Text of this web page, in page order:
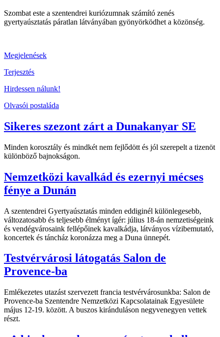
Szombat este a szentendrei kuriózumnak számító zenés
gyertyaúsztatás páratlan látványában gyönyörködhet a közönség.
Megjelenések
Terjesztés
Hirdessen nálunk!
Olvasói postaláda
Sikeres szezont zárt a Dunakanyar SE
Minden korosztály és mindkét nem fejlődött és jól szerepelt a tizenöt
különböző bajnokságon.
Nemzetközi kavalkád és ezernyi mécses
fénye a Dunán
A szentendrei Gyertyaúsztatás minden eddiginél különlegesebb,
változatosabb és teljesebb élményt ígér: július 18-án nemzetiségeink
és vendégvárosaink fellépőinek kavalkádja, látványos vízibemutató,
koncertek és táncház koronázza meg a Duna ünnepét.
Testvérvárosi látogatás Salon de
Provence-ba
Emlékezetes utazást szervezett francia testvérvárosunkba: Salon de
Provence-ba Szentendre Nemzetközi Kapcsolatainak Egyesülete
május 12-19. között. A buszos kiránduláson negyvenegyen vettek
részt.